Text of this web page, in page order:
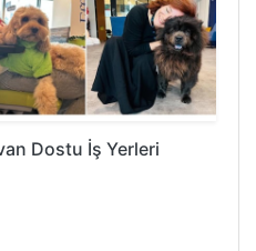
Dostu İş Yerleri